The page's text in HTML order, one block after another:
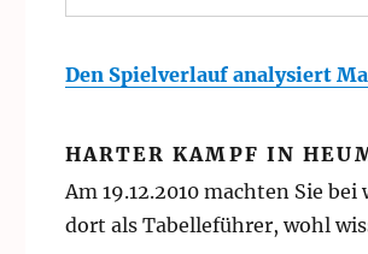
Den Spielverlauf analysiert
HARTER KAMPF IN
Am 19.12.2010 machten Sie
dort als Tabelleführer, wohl